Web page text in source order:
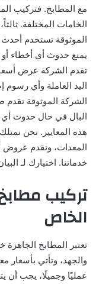
مع المطابخ. فتركيب
الخامات المختلفة.
الموثوقة تستخدم
يمنع حدوث أي أخطاء أو
تقدم الشركة عرض
اليد العاملة وأي
الشركة الموثوقة
البال في حال حدوث أي
هذه المعايير. نحن
المعدات، ونقدم عروض
خدماتنا. اختيارك لـ
تركيب
الخاص
تعتبر المطابخ الجاهزة
والجهد، وتأتي بأسعار
عمليًا وجميلًا، يجب أن